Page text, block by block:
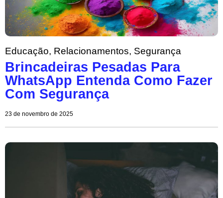
Educação, Relacionamentos, Segurança
Brincadeiras Pesadas Para
WhatsApp Entenda Como Fazer
Com Segurança
23 de novembro de 2025